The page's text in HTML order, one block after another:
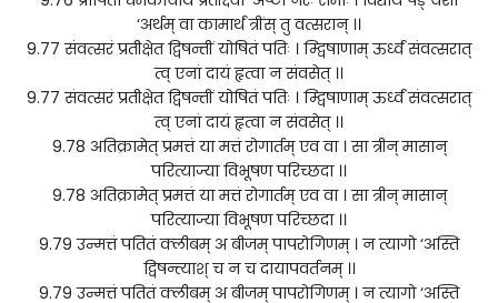
‘अर्थम् वा कामार्थं त्रींस् तु वत्सरान् ।।
9.77 संवत्सरं प्रतीक्षेत द्विषन्तीं योषितं पतिः । म्द्विषाणाम् ऊर्ध्वं संवत्सरात्
त्व् एनां दायं हृत्वा न संवसेत् ।।
9.77 संवत्सरं प्रतीक्षेत द्विषन्तीं योषितं पतिः । म्द्विषाणाम् ऊर्ध्वं संवत्सरात्
त्व् एनां दायं हृत्वा न संवसेत् ।।
9.78 अतिक्रामेत् प्रमत्तं या मत्तं रोगार्तम् एव वा । सा त्रीन् मासान्
परित्याज्या विभूषण परिच्छदा ।।
9.78 अतिक्रामेत् प्रमत्तं या मत्तं रोगार्तम् एव वा । सा त्रीन् मासान्
परित्याज्या विभूषण परिच्छदा ।।
9.79 उन्मत्तं पतितं क्लीबम् अ बीजम् पापरोगिणम् । न त्यागो ‘अस्ति
द्विषन्त्याश् च न च दायापवर्तनम् ।।
9.79 उन्मत्तं पतितं क्लीबम् अ बीजम् पापरोगिणम् । न त्यागो ‘अस्ति